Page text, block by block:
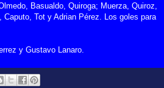
Basualdo, Quiroga; Muerza, Quiroz,
Caputo, Tot y Adrian Pérez. Los goles para
y Gustavo Lanaro.